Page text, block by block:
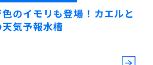
のイモリも登場！カエルと
気予報水槽